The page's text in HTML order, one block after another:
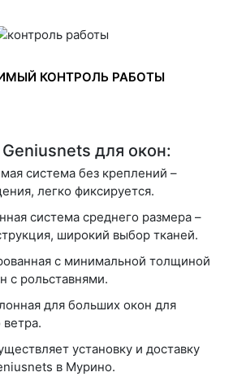
КОНТРОЛЬ РАБОТЫ
для окон:
система без креплений –
легко фиксируется.
система среднего размера –
широкий выбор тканей.
с минимальной толщиной
с рольставнями.
для больших окон для
установку и доставку
в Мурино.